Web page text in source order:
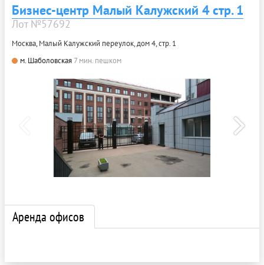
Бизнес-центр Малый Калужский 4 стр. 1
Лот №57692
Москва, Малый Калужский переулок, дом 4, стр. 1
м. Шаболовская 7 мин. пешком
Аренда офисов